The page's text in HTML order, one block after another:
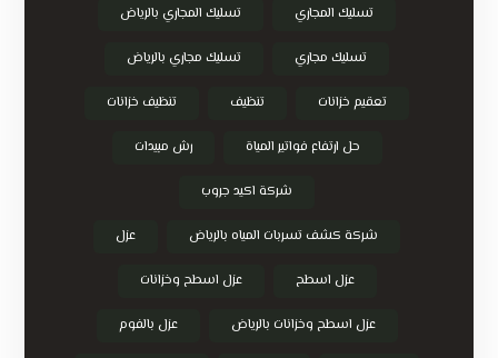
تسليك المجاري تسليك المجاري بالرياض
تسليك مجاري تسليك مجاري بالرياض
تعقيم خزانات تنظيف تنظيف خزانات
حل ارتفاع فواتير المياة رش مبيدات
شركة اكيد جروب
شركة كشف تسربات المياه بالرياض عزل
عزل اسطح عزل اسطح وخزانات
عزل اسطح وخزانات بالرياض عزل بالفوم